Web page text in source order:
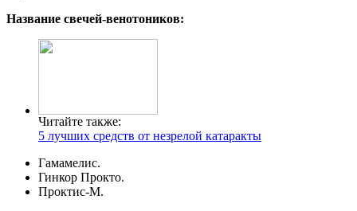
Название свечей-венотоников:
Читайте также:
5 лучших средств от незрелой катаракты
Гамамелис.
Гинкор Прокто.
Проктис-М.